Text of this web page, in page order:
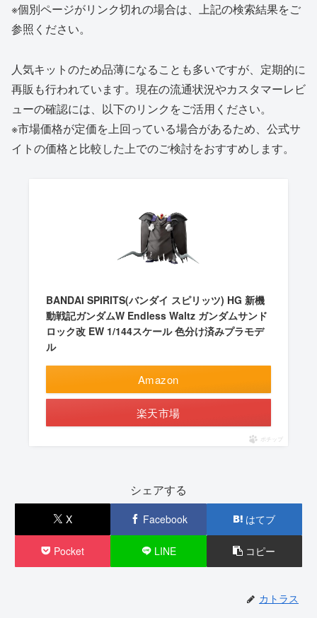
※個別ページがリンク切れの場合は、上記の検索結果をご
参照ください。
人気キットのため品薄になることも多いですが、定期的に
再販も行われています。現在の流通状況やカスタマーレビ
ューの確認には、以下のリンクをご活用ください。
※市場価格が定価を上回っている場合があるため、公式サ
イトの価格と比較した上でのご検討をおすすめします。
BANDAI SPIRITS(バンダイ スピリッツ) HG 新機
動戦記ガンダムW Endless Waltz ガンダムサンド
ロック改 EW 1/144スケール 色分け済みプラモデ
ル
Amazon
楽天市場
ポチップ
シェアする
X Facebook はてブ
Pocket LINE コピー
カトラス